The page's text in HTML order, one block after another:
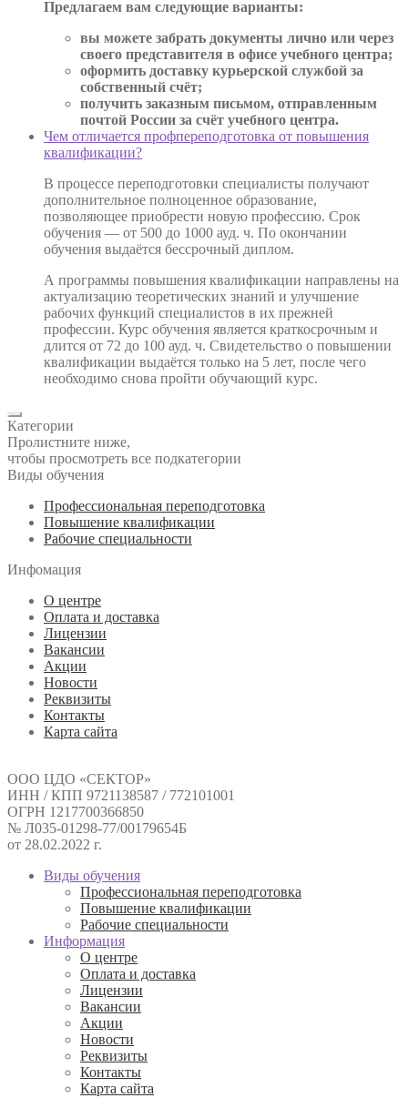
Предлагаем вам следующие варианты:
вы можете забрать документы лично или через
своего представителя в офисе учебного центра;
оформить доставку курьерской службой за
собственный счёт;
получить заказным письмом, отправленным
почтой России за счёт учебного центра.
Чем отличается профпереподготовка от повышения
квалификации?
В процессе переподготовки специалисты получают
дополнительное полноценное образование,
позволяющее приобрести новую профессию. Срок
обучения — от 500 до 1000 ауд. ч. По окончании
обучения выдаётся бессрочный диплом.
А программы повышения квалификации направлены на
актуализацию теоретических знаний и улучшение
рабочих функций специалистов в их прежней
профессии. Курс обучения является краткосрочным и
длится от 72 до 100 ауд. ч. Свидетельство о повышении
квалификации выдаётся только на 5 лет, после чего
необходимо снова пройти обучающий курс.
Категории
Пролистните ниже,
чтобы просмотреть все подкатегории
Виды обучения
Профессиональная переподготовка
Повышение квалификации
Рабочие специальности
Инфомация
О центре
Оплата и доставка
Лицензии
Вакансии
Акции
Новости
Реквизиты
Контакты
Карта сайта
ООО ЦДО «СЕКТОР»
ИНН / КПП 9721138587 / 772101001
ОГРН 1217700366850
№ Л035-01298-77/00179654Б
от 28.02.2022 г.
Виды обучения
Профессиональная переподготовка
Повышение квалификации
Рабочие специальности
Информация
О центре
Оплата и доставка
Лицензии
Вакансии
Акции
Новости
Реквизиты
Контакты
Карта сайта